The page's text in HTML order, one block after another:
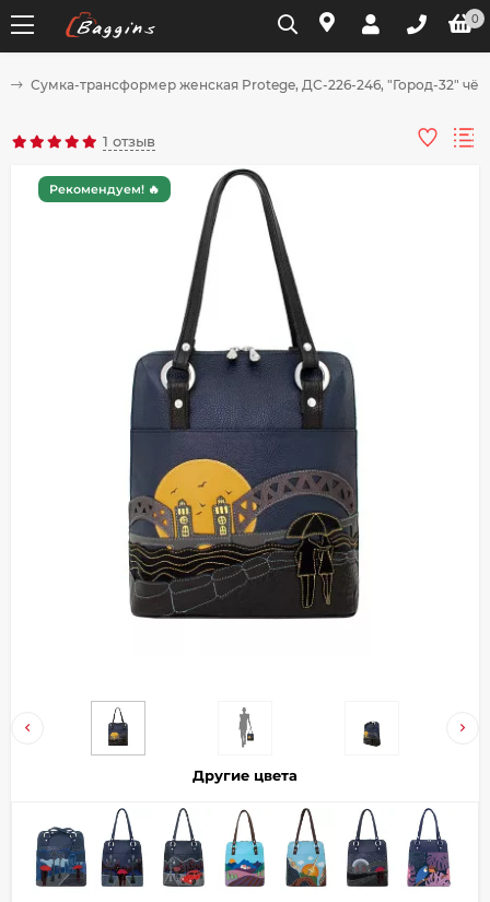
0
Сумка-трансформер женская Protege, ДС-226-246, "Город-32"
1 отзыв
Рекомендуем! 🔥
Другие цвета
Разбейте
оплатуна части
без переплат
График платежей
Добавляйте товары
в корзину
Оплачивайте сегодня только
Получайте товар
выбранный способом
Оставшиеся
% будут
списыватьсяс вашей карты
по25% каждые 2 недели